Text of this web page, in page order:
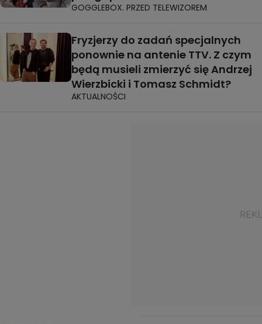
GOGGLEBOX. PRZED TELEWIZOREM
Fryzjerzy do zadań specjalnych
ponownie na antenie TTV. Z czym
będą musieli zmierzyć się Andrzej
Wierzbicki i Tomasz Schmidt?
AKTUALNOŚCI